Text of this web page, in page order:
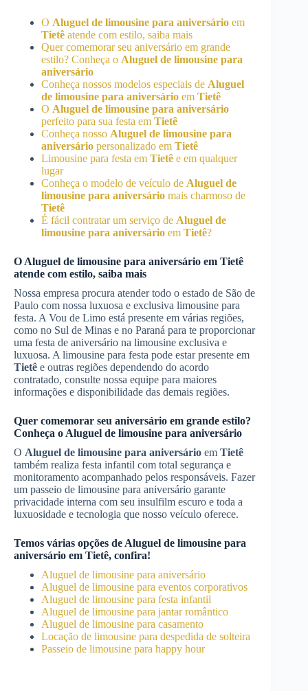
O Aluguel de limousine para aniversário em
Tietê atende com estilo, saiba mais
Quer comemorar seu aniversário em grande
estilo? Conheça o Aluguel de limousine para
aniversário
Conheça nossos modelos especiais de Aluguel
de limousine para aniversário em Tietê
O Aluguel de limousine para aniversário
perfeito para sua festa em Tietê
Conheça nosso Aluguel de limousine para
aniversário personalizado em Tietê
Limousine para festa em Tietê e em qualquer
lugar
Conheça o modelo de veículo de Aluguel de
limousine para aniversário mais charmoso de
Tietê
É fácil contratar um serviço de Aluguel de
limousine para aniversário em Tietê?
O Aluguel de limousine para aniversário em Tietê
atende com estilo, saiba mais
Nossa empresa procura atender todo o estado de São de
Paulo com nossa luxuosa e exclusiva limousine para
festa. A Vou de Limo está presente em várias regiões,
como no Sul de Minas e no Paraná para te proporcionar
uma festa de aniversário na limousine exclusiva e
luxuosa. A limousine para festa pode estar presente em
Tietê e outras regiões dependendo do acordo
contratado, consulte nossa equipe para maiores
informações e disponibilidade das demais regiões.
Quer comemorar seu aniversário em grande estilo?
Conheça o Aluguel de limousine para aniversário
O Aluguel de limousine para aniversário em Tietê
também realiza festa infantil com total segurança e
monitoramento acompanhado pelos responsáveis. Fazer
um passeio de limousine para aniversário garante
privacidade interna com seu insulfilm escuro e toda a
luxuosidade e tecnologia que nosso veículo oferece.
Temos várias opções de Aluguel de limousine para
aniversário em Tietê, confira!
Aluguel de limousine para aniversário
Aluguel de limousine para eventos corporativos
Aluguel de limousine para festa infantil
Aluguel de limousine para jantar romântico
Aluguel de limousine para casamento
Locação de limousine para despedida de solteira
Passeio de limousine para happy hour